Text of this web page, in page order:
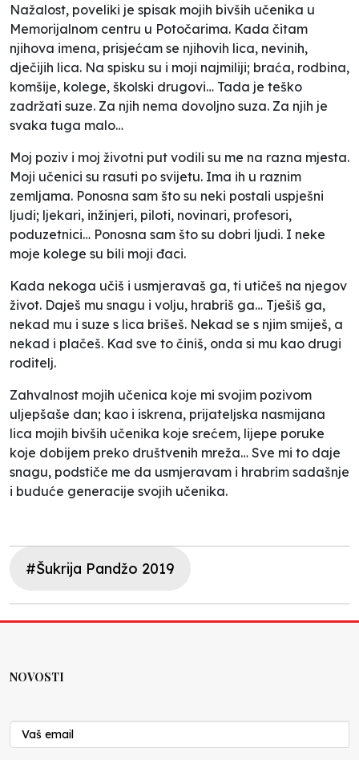
Nažalost, poveliki je spisak mojih bivših učenika u
Memorijalnom centru u Potočarima. Kada čitam
njihova imena, prisjećam se njihovih lica, nevinih,
dječijih lica. Na spisku su i moji najmiliji; braća, rodbina,
komšije, kolege, školski drugovi… Tada je teško
zadržati suze. Za njih nema dovoljno suza. Za njih je
svaka tuga malo…
Moj poziv i moj životni put vodili su me na razna mjesta.
Moji učenici su rasuti po svijetu. Ima ih u raznim
zemljama. Ponosna sam što su neki postali uspješni
ljudi; ljekari, inžinjeri, piloti, novinari, profesori,
poduzetnici… Ponosna sam što su dobri ljudi. I neke
moje kolege su bili moji đaci.
Kada nekoga učiš i usmjeravaš ga, ti utičeš na njegov
život. Daješ mu snagu i volju, hrabriš ga… Tješiš ga,
nekad mu i suze s lica brišeš. Nekad se s njim smiješ, a
nekad i plačeš. Kad sve to činiš, onda si mu kao drugi
roditelj.
Zahvalnost mojih učenica koje mi svojim pozivom
uljepšaše dan; kao i iskrena, prijateljska nasmijana
lica mojih bivših učenika koje srećem, lijepe poruke
koje dobijem preko društvenih mreža… Sve mi to daje
snagu, podstiče me da usmjeravam i hrabrim sadašnje
i buduće generacije svojih učenika.
#Šukrija Pandžo 2019
NOVOSTI